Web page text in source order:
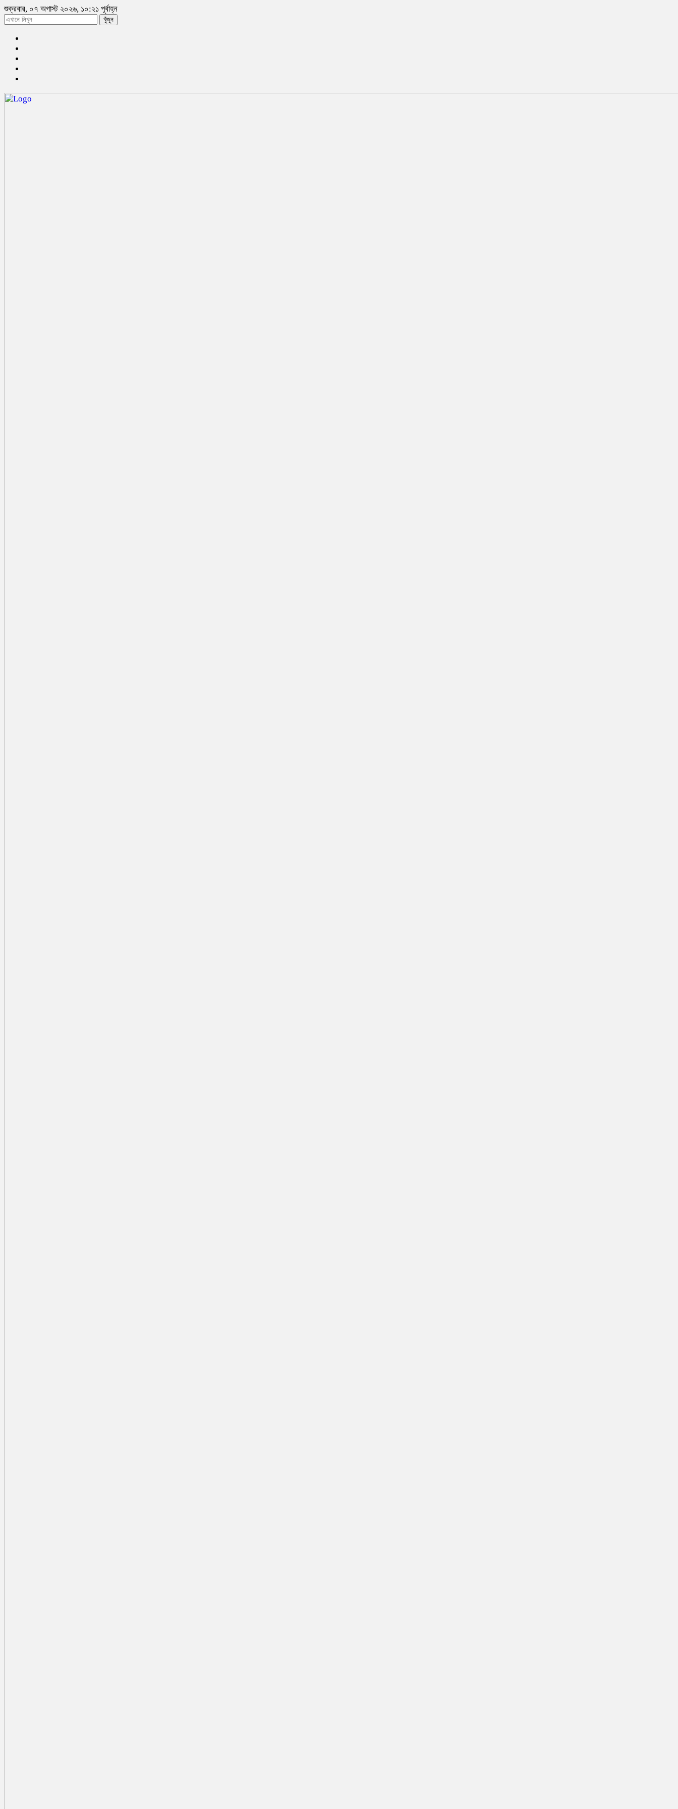
শুক্রবার, ০৭ অগাস্ট ২০২৬, ১০:২১ পূর্বাহ্ন
খুঁজুন